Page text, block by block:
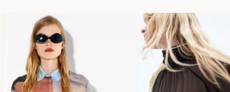
ערוצים נוספים